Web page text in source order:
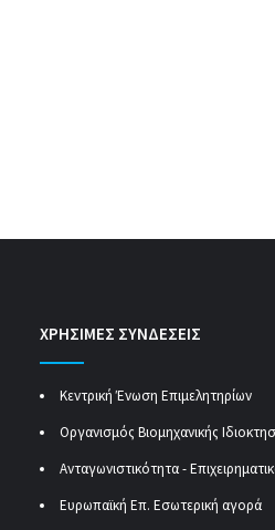
ΧΡΗΣΙΜΕΣ ΣΥΝΔΕΣΕΙΣ
Κεντρική Ένωση Επιμελητηρίων
Οργανισμός Βιομηχανικής
Ανταγωνιστικότητα -
Ευρωπαϊκή Επ. Εσωτερική αγορά